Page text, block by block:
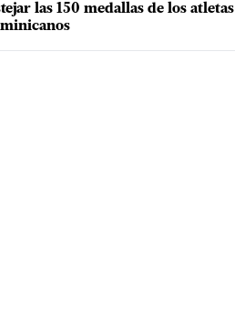
las 150 medallas de los atletas